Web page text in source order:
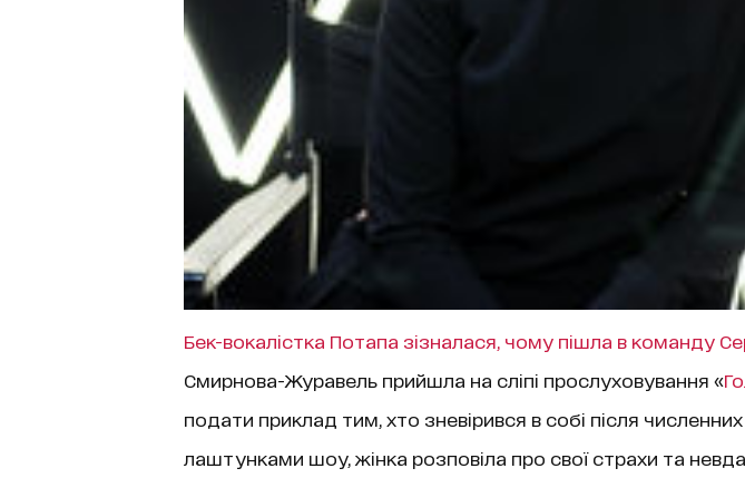
Бек-вокалістка Потапа зізналася, чому пішла в команду
Смирнова-Журавель прийшла на сліпі прослуховування «
подати приклад тим, хто зневірився в собі після
лаштунками шоу, жінка розповіла про свої страхи та